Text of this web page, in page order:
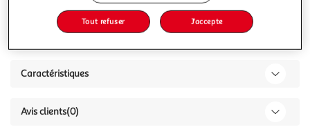
Description
Caractéristiques
Avis clients(0)
Tout refuser J'accepte